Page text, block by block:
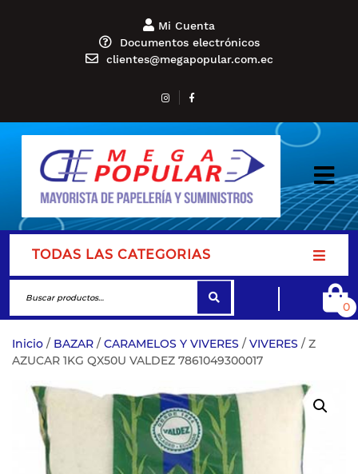
Mi Cuenta
Documentos electrónicos
clientes@megapopular.com.ec
TODAS LAS CATEGORIAS
0
Inicio / BAZAR / CARAMELOS Y VIVERES / VIVERES / Z
AZUCAR 1KG QX50U VALDEZ 7861049300017